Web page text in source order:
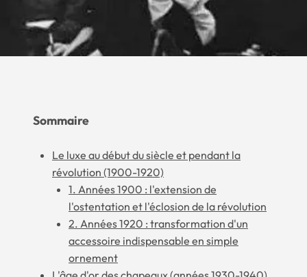
Sommaire
Le luxe au début du siècle et pendant la
révolution (1900-1920)
1. Années 1900 : l'extension de
l'ostentation et l'éclosion de la révolution
2. Années 1920 : transformation d'un
accessoire indispensable en simple
ornement